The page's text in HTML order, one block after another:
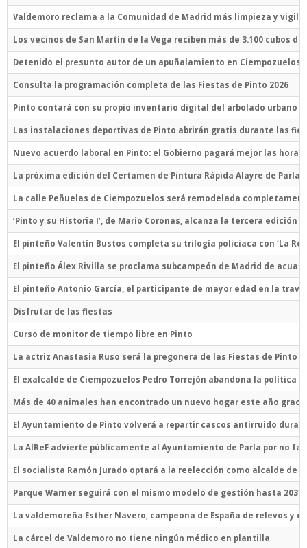
Valdemoro reclama a la Comunidad de Madrid más limpieza y
Los vecinos de San Martín de la Vega reciben más de 3.100 cubos
Detenido el presunto autor de un apuñalamiento en Ciempozuelos
Consulta la programación completa de las Fiestas de Pinto 2026
Pinto contará con su propio inventario digital del arbolado urbano
Las instalaciones deportivas de Pinto abrirán gratis durante las
Nuevo acuerdo laboral en Pinto: el Gobierno pagará mejor las
La próxima edición del Certamen de Pintura Rápida Alayre de
La calle Peñuelas de Ciempozuelos será remodelada
‘Pinto y su Historia I’, de Mario Coronas, alcanza la tercera edición
El pinteño Valentín Bustos completa su trilogía policiaca con ‘La
El pinteño Álex Rivilla se proclama subcampeón de Madrid de
El pinteño Antonio García, el participante de mayor edad en la
Disfrutar de las fiestas
Curso de monitor de tiempo libre en Pinto
La actriz Anastasia Ruso será la pregonera de las Fiestas de Pinto
El exalcalde de Ciempozuelos Pedro Torrejón abandona la política
Más de 40 animales han encontrado un nuevo hogar este año
El Ayuntamiento de Pinto volverá a repartir cascos antirruido
La AIReF advierte públicamente al Ayuntamiento de Parla por no
El socialista Ramón Jurado optará a la reelección como alcalde de
Parque Warner seguirá con el mismo modelo de gestión hasta
La valdemoreña Esther Navero, campeona de España de relevos y
La cárcel de Valdemoro no tiene ningún médico en plantilla